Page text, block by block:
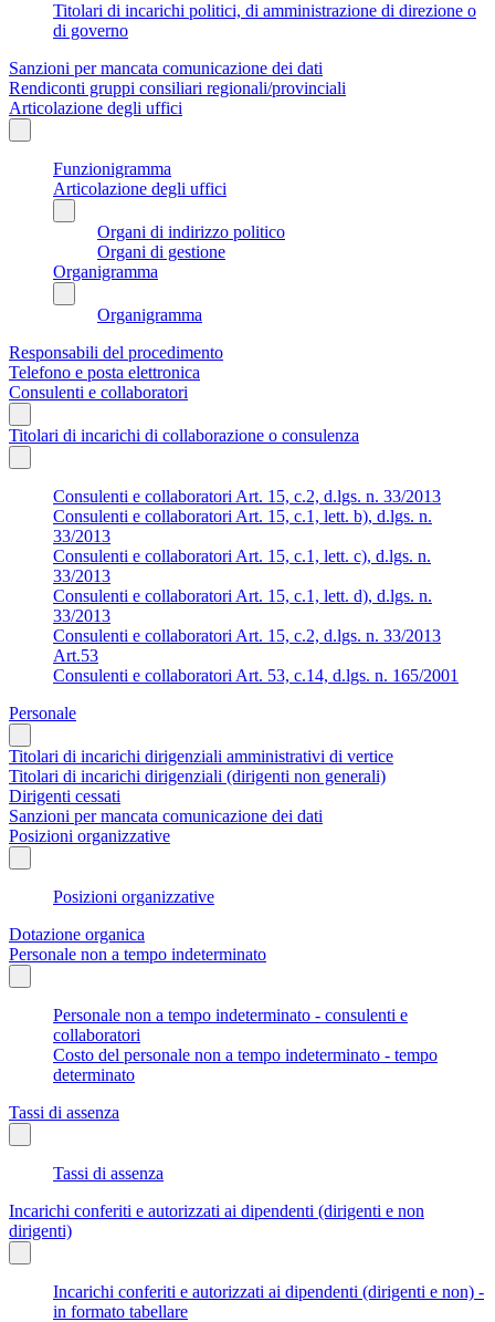
Titolari di incarichi politici, di amministrazione di direzione o
di governo
Sanzioni per mancata comunicazione dei dati
Rendiconti gruppi consiliari regionali/provinciali
Articolazione degli uffici
Funzionigramma
Articolazione degli uffici
Organi di indirizzo politico
Organi di gestione
Organigramma
Organigramma
Responsabili del procedimento
Telefono e posta elettronica
Consulenti e collaboratori
Titolari di incarichi di collaborazione o consulenza
Consulenti e collaboratori Art. 15, c.2, d.lgs. n. 33/2013
Consulenti e collaboratori Art. 15, c.1, lett. b), d.lgs. n.
33/2013
Consulenti e collaboratori Art. 15, c.1, lett. c), d.lgs. n.
33/2013
Consulenti e collaboratori Art. 15, c.1, lett. d), d.lgs. n.
33/2013
Consulenti e collaboratori Art. 15, c.2, d.lgs. n. 33/2013
Art.53
Consulenti e collaboratori Art. 53, c.14, d.lgs. n. 165/2001
Personale
Titolari di incarichi dirigenziali amministrativi di vertice
Titolari di incarichi dirigenziali (dirigenti non generali)
Dirigenti cessati
Sanzioni per mancata comunicazione dei dati
Posizioni organizzative
Posizioni organizzative
Dotazione organica
Personale non a tempo indeterminato
Personale non a tempo indeterminato - consulenti e
collaboratori
Costo del personale non a tempo indeterminato - tempo
determinato
Tassi di assenza
Tassi di assenza
Incarichi conferiti e autorizzati ai dipendenti (dirigenti e non
dirigenti)
Incarichi conferiti e autorizzati ai dipendenti (dirigenti e non) -
in formato tabellare